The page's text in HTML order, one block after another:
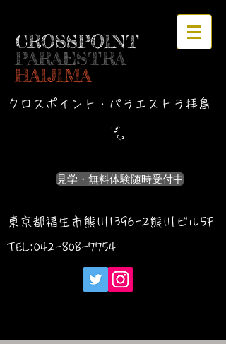
CROSSPOINT
PARAESTRA
HAIJIMA
クロスポイント・パラエストラ拝島
見学・無料体験随時受付中
東京都福生市熊川1396-2熊川ビル5F
TEL:042-808-7754